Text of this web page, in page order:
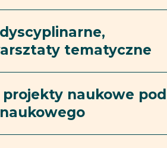
tematyczne
naukowe pod